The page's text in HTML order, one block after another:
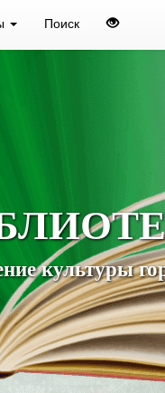
Поиск
культуры